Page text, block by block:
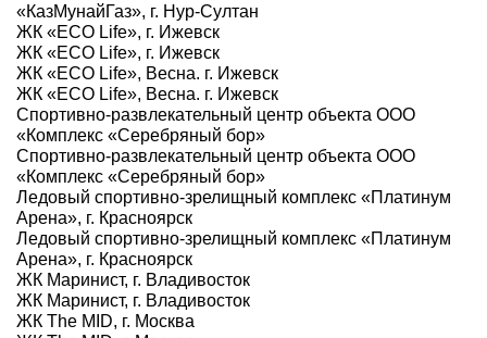
«КазМунайГаз», г. Нур-Султан
ЖК «ECO Life», г. Ижевск
ЖК «ECO Life», г. Ижевск
ЖК «ECO Life», Весна. г. Ижевск
ЖК «ECO Life», Весна. г. Ижевск
Спортивно-развлекательный центр объекта ООО
«Комплекс «Серебряный бор»
Спортивно-развлекательный центр объекта ООО
«Комплекс «Серебряный бор»
Ледовый спортивно-зрелищный комплекс «Платинум
Арена», г. Красноярск
Ледовый спортивно-зрелищный комплекс «Платинум
Арена», г. Красноярск
ЖК Маринист, г. Владивосток
ЖК Маринист, г. Владивосток
ЖК The MID, г. Москва